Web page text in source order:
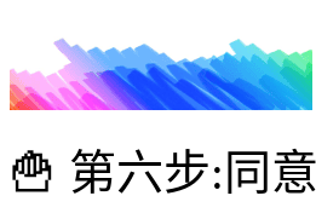
🍟 第六步:同